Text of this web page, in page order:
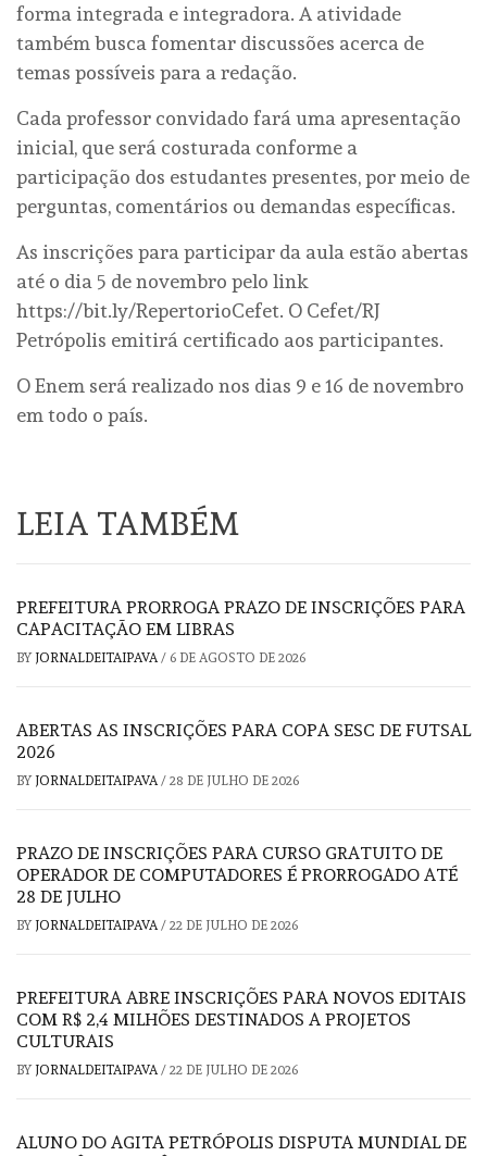
forma integrada e integradora. A atividade
também busca fomentar discussões acerca de
temas possíveis para a redação.
Cada professor convidado fará uma apresentação
inicial, que será costurada conforme a
participação dos estudantes presentes, por meio de
perguntas, comentários ou demandas específicas.
As inscrições para participar da aula estão abertas
até o dia 5 de novembro pelo link
https://bit.ly/RepertorioCefet. O Cefet/RJ
Petrópolis emitirá certificado aos participantes.
O Enem será realizado nos dias 9 e 16 de novembro
em todo o país.
LEIA TAMBÉM
PREFEITURA PRORROGA PRAZO DE INSCRIÇÕES PARA
CAPACITAÇÃO EM LIBRAS
BY JORNALDEITAIPAVA / 6 DE AGOSTO DE 2026
ABERTAS AS INSCRIÇÕES PARA COPA SESC DE FUTSAL
2026
BY JORNALDEITAIPAVA / 28 DE JULHO DE 2026
PRAZO DE INSCRIÇÕES PARA CURSO GRATUITO DE
OPERADOR DE COMPUTADORES É PRORROGADO ATÉ
28 DE JULHO
BY JORNALDEITAIPAVA / 22 DE JULHO DE 2026
PREFEITURA ABRE INSCRIÇÕES PARA NOVOS EDITAIS
COM R$ 2,4 MILHÕES DESTINADOS A PROJETOS
CULTURAIS
BY JORNALDEITAIPAVA / 22 DE JULHO DE 2026
ALUNO DO AGITA PETRÓPOLIS DISPUTA MUNDIAL DE